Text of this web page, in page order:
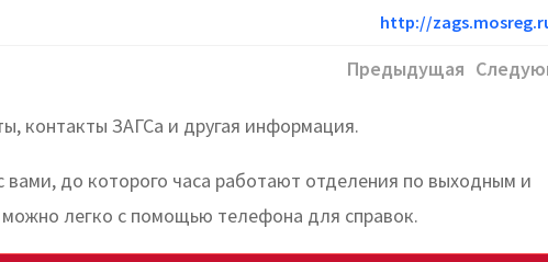
http://
Предыдущая
контакты ЗАГСа и другая информация.
вами, до которого часа работают отделения по выходным и
легко с помощью телефона для справок.